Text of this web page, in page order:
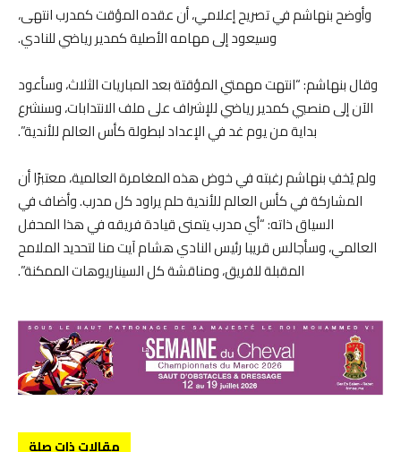
وأوضح بنهاشم في تصريح إعلامي، أن عقده المؤقت كمدرب انتهى،
وسيعود إلى مهامه الأصلية كمدير رياضي للنادي.
وقال بنهاشم: “انتهت مهمتي المؤقتة بعد المباريات الثلاث، وسأعود
الآن إلى منصبي كمدير رياضي للإشراف على ملف الانتدابات، وسنشرع
بداية من يوم غد في الإعداد لبطولة كأس العالم للأندية”.
ولم يُخفِ بنهاشم رغبته في خوض هذه المغامرة العالمية، معتبرًا أن
المشاركة في كأس العالم للأندية حلم يراود كل مدرب. وأضاف في
السياق ذاته: “أي مدرب يتمنى قيادة فريقه في هذا المحفل
العالمي، وسأجالس قريبا رئيس النادي هشام آيت منا لتحديد الملامح
المقبلة للفريق، ومناقشة كل السيناريوهات الممكنة”.
مقالات ذات صلة